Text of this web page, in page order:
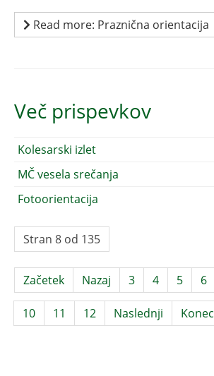
Read more: Praznična orientacija
Več prispevkov
Kolesarski izlet
MČ vesela srečanja
Fotoorientacija
Stran 8 od 135
Začetek Nazaj 3 4 5 6
10 11 12 Naslednji Konec